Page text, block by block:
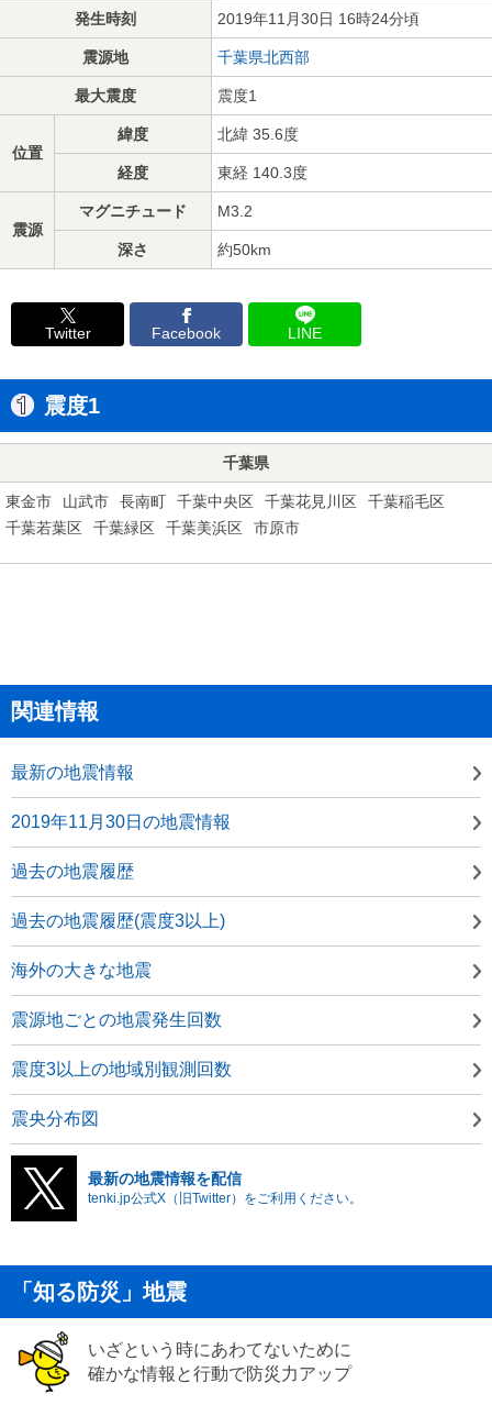
発生時刻 2019年11月30日 16時24分頃
震源地 千葉県北西部
最大震度 震度1
位置
緯度 北緯 35.6度
経度 東経 140.3度
震源
マグニチュード M3.2
深さ 約50km
Twitter Facebook LINE
震度1
千葉県
東金市 山武市 長南町 千葉中央区 千葉花見川区
千葉稲毛区
千葉若葉区
千葉緑区 千葉美浜区 市原市
関連情報
最新の地震情報
2019年11月30日の地震情報
過去の地震履歴
過去の地震履歴(震度3以上)
海外の大きな地震
震源地ごとの地震発生回数
震度3以上の地域別観測回数
震央分布図
最新の地震情報を配信
tenki.jp公式X（旧Twitter）をご利用ください。
「知る防災」地震
いざという時にあわてないために
確かな情報と行動で防災力アップ